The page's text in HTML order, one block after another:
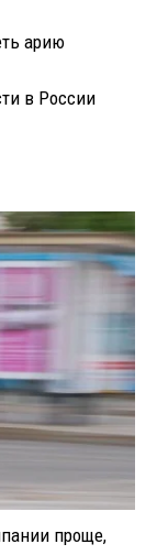
арию
в России
проще,